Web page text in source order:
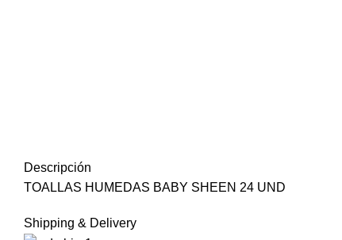
Descripción
TOALLAS HUMEDAS BABY SHEEN 24 UND
Shipping & Delivery